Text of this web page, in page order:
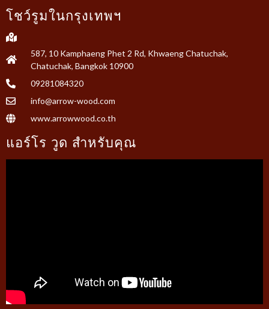
โชว์รูมในกรุงเทพฯ
587, 10 Kamphaeng Phet 2 Rd, Khwaeng Chatuchak,
Chatuchak, Bangkok 10900
09281084320
info@arrow-wood.com
www.arrowwood.co.th
แอร์โร วูด สำหรับคุณ